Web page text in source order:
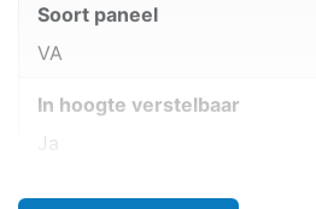
Soort paneel
VA
In hoogte verstelbaar
Ja